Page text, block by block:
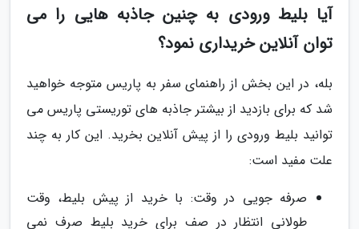
آیا بلیط ورودی به چنین جاذبه هایی را می
توان آنلاین خریداری نمود؟
بله، در این بخش از راهنمای سفر به پاریس متوجه خواهید
شد که برای بازدید از بیشتر جاذبه های توریستی پاریس می
توانید بلیط ورودی را از پیش آنلاین بخرید. این کار به چند
علت مفید است:
صرفه جویی در وقت: با خرید از پیش بلیط، وقت
طولانی انتظار در صف برای خرید بلیط صرف نمی